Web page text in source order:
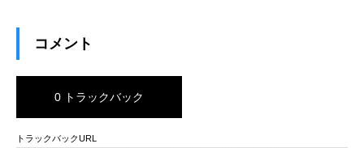
コメント
0 トラックバック
トラックバックURL